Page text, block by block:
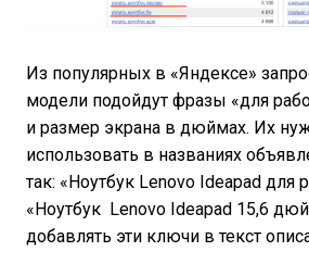
Из популярных в «Яндексе»
модели подойдут фразы «для
и размер экрана в дюймах. Их
использовать в названиях
так: «Ноутбук Lenovo Ideapad для
«Ноутбук Lenovo Ideapad 15,6
добавлять эти ключи в текст